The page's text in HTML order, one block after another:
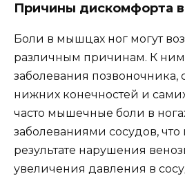
Причины дискомфорта
Боли в мышцах ног могут
различным причинам. К ним
заболевания позвоночника,
нижних конечностей и
часто мышечные боли в
заболеваниями сосудов, что
результате нарушения
увеличения давления в